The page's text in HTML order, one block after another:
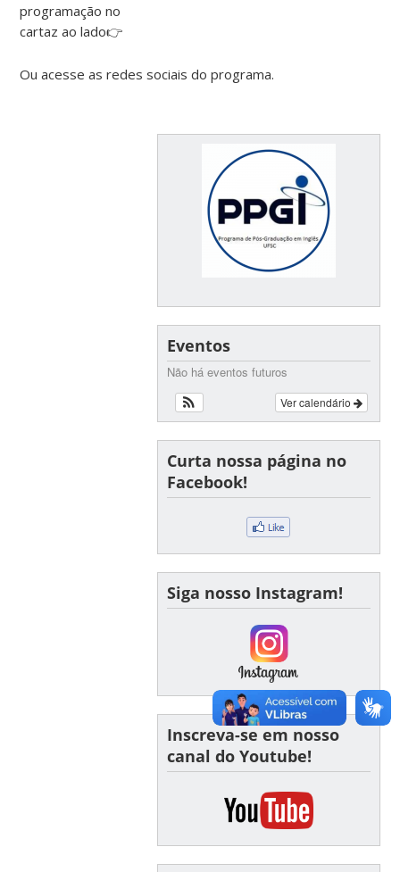
programação no
cartaz ao lado👉​
Ou acesse as redes sociais do programa.
Eventos
Não há eventos futuros
Ver calendário
Curta nossa página no
Facebook!
Siga nosso Instagram!
Inscreva-se em nosso
canal do Youtube!